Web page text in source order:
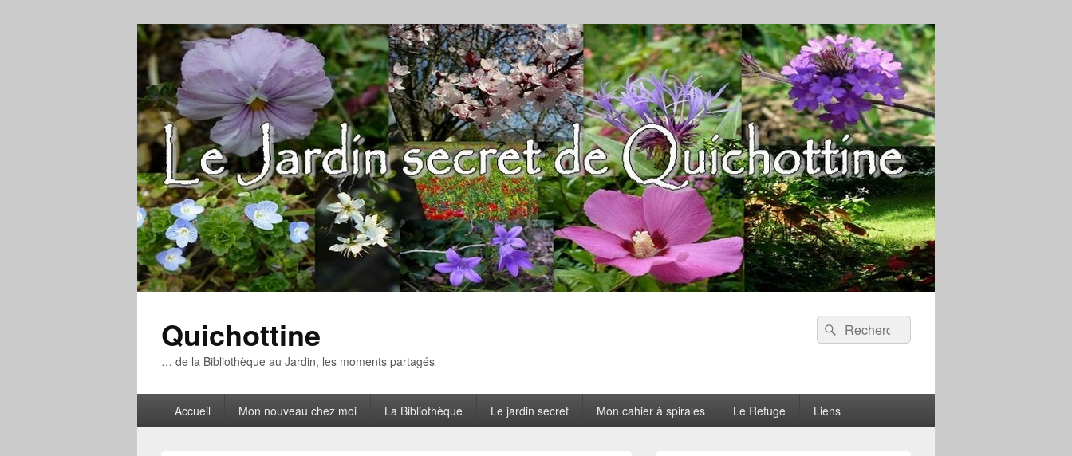
Quichottine
… de la Bibliothèque au Jardin, les moments partagés
Recherche :
Rechercher
principalAccueil Mon nouveau chez moi La Bibliothèque Le jardin secret Mon cahier à spirales Le Refuge Liens